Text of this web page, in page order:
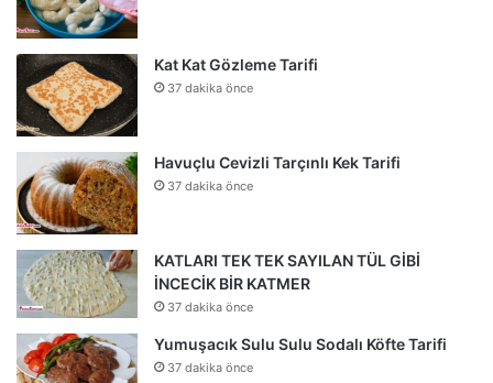
Kat Kat Gözleme Tarifi
37 dakika önce
Havuçlu Cevizli Tarçınlı Kek Tarifi
37 dakika önce
KATLARI TEK TEK SAYILAN TÜL GİBİ
İNCECİK BİR KATMER
37 dakika önce
Yumuşacık Sulu Sulu Sodalı Köfte Tarifi
37 dakika önce